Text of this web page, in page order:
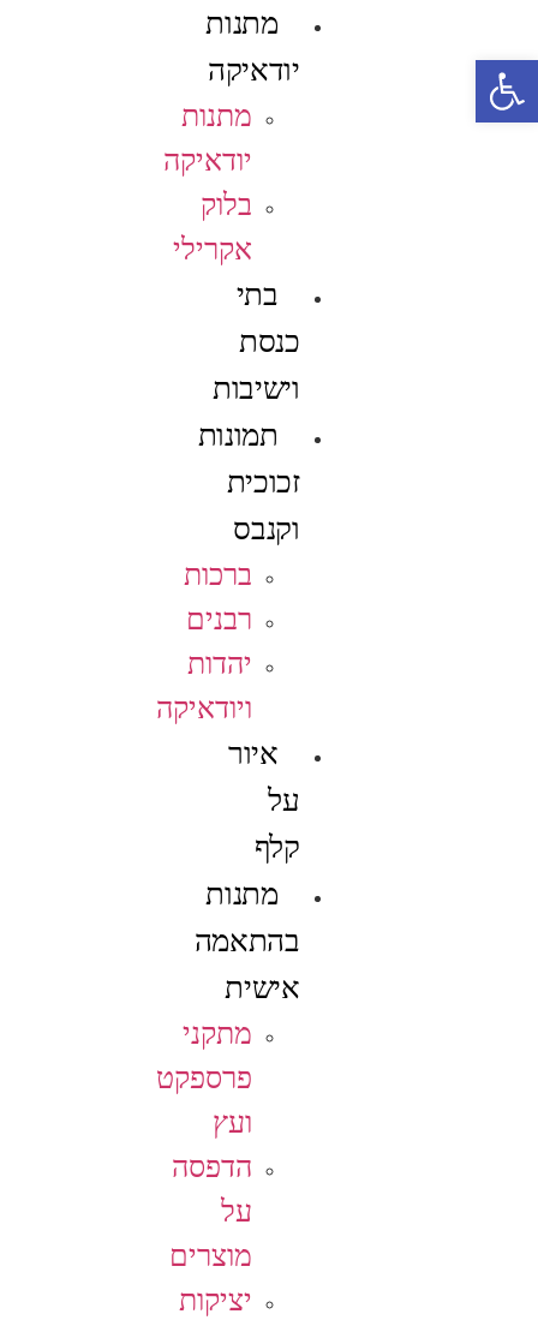
מתנות
יודאיקה
מתנות
יודאיקה
בלוק
אקרילי
בתי
כנסת
וישיבות
תמונות
זכוכית
וקנבס
ברכות
רבנים
יהדות
ויודאיקה
איור
על
קלף
מתנות
בהתאמה
אישית
מתקני
פרספקט
ועץ
הדפסה
על
מוצרים
יציקות
פתח סרגל נגישות